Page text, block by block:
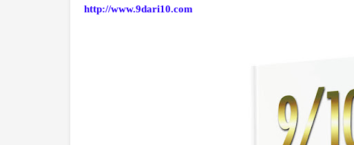
http://www.9dari10.com